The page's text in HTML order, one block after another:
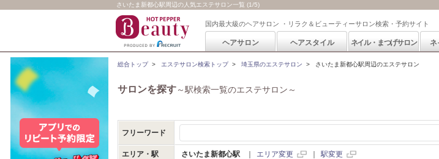
さいたま新都心駅周辺の人気エステサロン一覧 (1/5)
国内最大級のヘアサロン ・リラク＆ビューティーサロン検索・予約サイト
ヘアサロン ヘアスタイル ネイル・まつげサロン ネ
総合トップ> エステサロン検索トップ> 埼玉県のエステサロン > さいたま新都心駅周辺のエステサロン
サロンを探す～駅検索一覧のエステサロン～
フリーワード
エリア・駅 さいたま新都心駅 エリア変更 駅変更